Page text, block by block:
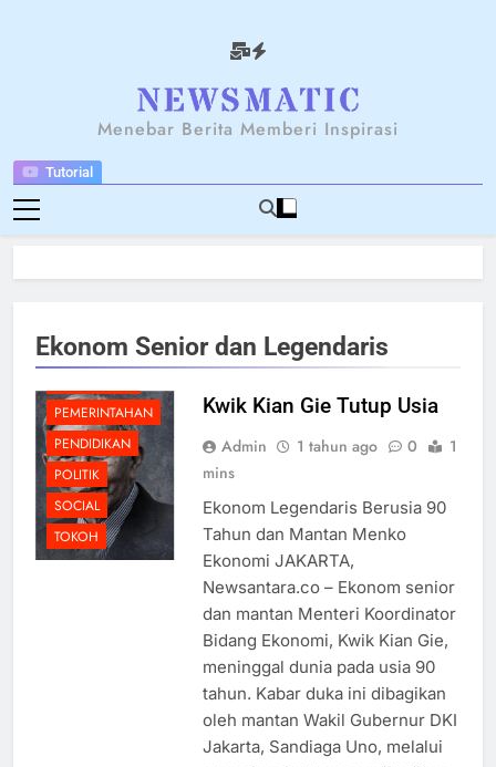
Tutorial
NEWSANTARA
Menebar Berita Memberi Inspirasi
Ekonom Senior dan Legendaris
KARIER
PEMERINTAHAN
PENDIDIKAN
POLITIK
SOCIAL
TOKOH
Kwik Kian Gie Tutup Usia
Admin 1 tahun ago 0
1
mins
Ekonom Legendaris Berusia 90
Tahun dan Mantan Menko
Ekonomi JAKARTA,
Newsantara.co – Ekonom senior
dan mantan Menteri Koordinator
Bidang Ekonomi, Kwik Kian Gie,
meninggal dunia pada usia 90
tahun. Kabar duka ini dibagikan
oleh mantan Wakil Gubernur DKI
Jakarta, Sandiaga Uno, melalui